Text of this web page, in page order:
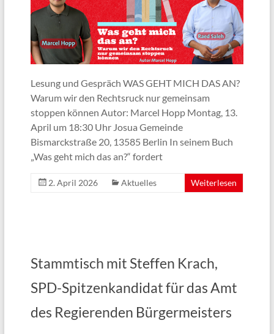
Lesung und Gespräch WAS GEHT MICH DAS AN?
Warum wir den Rechtsruck nur gemeinsam
stoppen können Autor: Marcel Hopp Montag, 13.
April um 18:30 Uhr Josua Gemeinde
Bismarckstraße 20, 13585 Berlin In seinem Buch
„Was geht mich das an?“ fordert
2. April 2026 Aktuelles Weiterlesen
Stammtisch mit Steffen Krach,
SPD-Spitzenkandidat für das Amt
des Regierenden Bürgermeisters